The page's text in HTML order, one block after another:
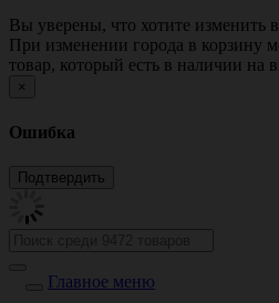
Вы уверены, что хотите изменить
При изменении города в корзину
товар, который есть в наличии на
×
Ошибка
Главное меню